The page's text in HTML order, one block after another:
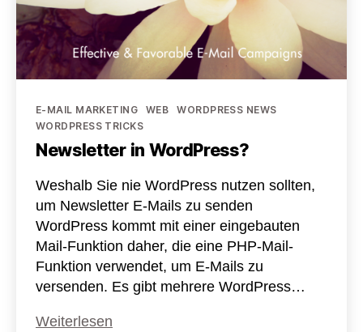
Kategorien
E-MAIL MARKETING WEB
WORDPRESS NEWS
WORDPRESS TRICKS
Newsletter in WordPress?
Weshalb Sie nie WordPress nutzen sollten,
um Newsletter E-Mails zu senden
WordPress kommt mit einer eingebauten
Mail-Funktion daher, die eine PHP-Mail-
Funktion verwendet, um E-Mails zu
versenden. Es gibt mehrere WordPress…
Weiterlesen